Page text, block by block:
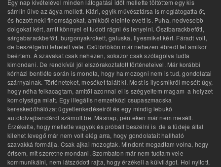
Egy nap kivételével minden látogatási időt mellette töltöttem egy kis
sámlin ülve az ágya mellett. Klári, egyik művésztársa is meglátogatta őt,
és hozott neki finomságokat, amikből eleinte evett is. Puha, nedvesebb
dolgokat kért, amit könnyel el tudott rágni és lenyelni. Őszibarackbefőtt,
sárgabarackbefőtt, burgonyakrokett, galuska. Ilyesmiket kért. Fáradt volt,
de beszélgetni lehetett vele. Csütörtökön már nehezen ébredt fel amikor
beértem. A szavakat csak nehezen, sokszor csak szótagolva tudta
kimondani. De rendkívül jól elszórakoztatott történeteivel. Már korábbi
kórházi bentléte során is mondta, hogy ha mozogni nem is tud, gondolatai
szárnyalnak. Történeteket, meséket talált ki. Most is ilyesmikről mesélt úgy,
hogy néha felkacagtam, amitől azonnal el is szégyeltem magam a helyzet
komolysága miatt. Egy illegális nemzetközi csupaszmacska
kereskedőhálózat ügyetlenkedéseiről és egy mindig lebukó
autótolvajbandáról számolt be. Másnap, pénteken már nem mesélt.
Érzékelte, hogy mellette vagyok és próbált beszélni is de a tüdeje által
kilehet levegő már nem volt elég arra, hogy gondolatait hallható
szavakká formálja. Csak ajkai mozogtak. Mindent megadtam volna, hogy
értsem, mit szeretne mondani. Szombaton már nem tudtam vele
kommunikálni, nem látszódott rajta, hogy érzékeli a külvilágot. Hol nyitott,